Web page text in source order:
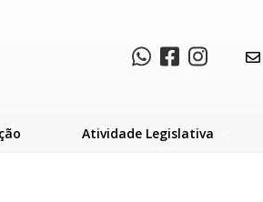
Atividade Legislativa